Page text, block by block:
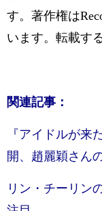
す。著作権は
います。転載す
関連記事：
『アイドルが来
開、趙麗穎さん
リン・チーリン